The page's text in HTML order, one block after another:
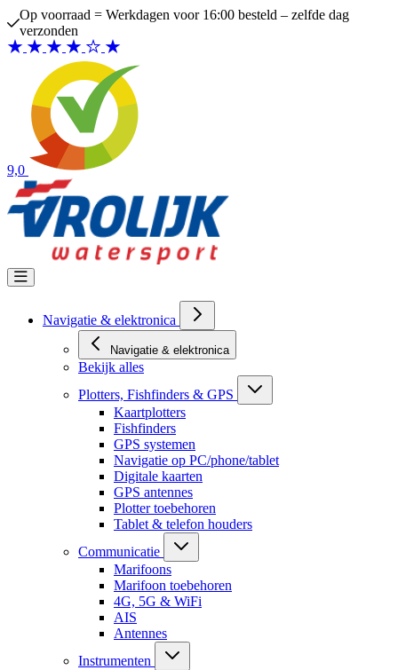
Ga naar de inhoud
Op voorraad = Werkdagen voor 16:00 besteld – zelfde dag
verzonden
9,0
Navigatie & elektronica
Navigatie & elektronica
Bekijk alles
Plotters, Fishfinders & GPS
Kaartplotters
Fishfinders
GPS systemen
Navigatie op PC/phone/tablet
Digitale kaarten
GPS antennes
Plotter toebehoren
Tablet & telefon houders
Communicatie
Marifoons
Marifoon toebehoren
4G, 5G & WiFi
AIS
Antennes
Instrumenten